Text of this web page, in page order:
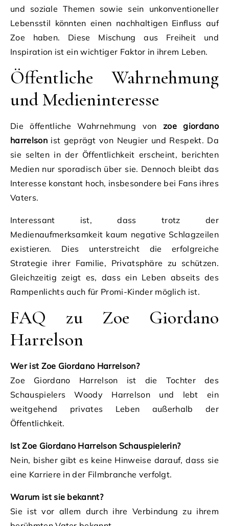
und soziale Themen sowie sein unkonventioneller
Lebensstil könnten einen nachhaltigen Einfluss auf
Zoe haben. Diese Mischung aus Freiheit und
Inspiration ist ein wichtiger Faktor in ihrem Leben.
Öffentliche Wahrnehmung
und Medieninteresse
Die öffentliche Wahrnehmung von zoe giordano
harrelsonist geprägt von Neugier und Respekt. Da
sie selten in der Öffentlichkeit erscheint, berichten
Medien nur sporadisch über sie. Dennoch bleibt das
Interesse konstant hoch, insbesondere bei Fans ihres
Vaters.
Interessant ist, dass trotz der
Medienaufmerksamkeit kaum negative Schlagzeilen
existieren. Dies unterstreicht die erfolgreiche
Strategie ihrer Familie, Privatsphäre zu schützen.
Gleichzeitig zeigt es, dass ein Leben abseits des
Rampenlichts auch für Promi-Kinder möglich ist.
FAQ zu Zoe Giordano
Harrelson
Wer ist Zoe Giordano Harrelson?
Zoe Giordano Harrelson ist die Tochter des
Schauspielers Woody Harrelson und lebt ein
weitgehend privates Leben außerhalb der
Öffentlichkeit.
Ist Zoe Giordano Harrelson Schauspielerin?
Nein, bisher gibt es keine Hinweise darauf, dass sie
eine Karriere in der Filmbranche verfolgt.
Warum ist sie bekannt?
Sie ist vor allem durch ihre Verbindung zu ihrem